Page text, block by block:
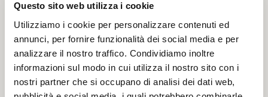
Questo sito web utilizza i cookie
Utilizziamo i cookie per personalizzare contenuti ed
annunci, per fornire funzionalità dei social media e per
analizzare il nostro traffico. Condividiamo inoltre
informazioni sul modo in cui utilizza il nostro sito con i
nostri partner che si occupano di analisi dei dati web,
LUOGHI ITINERARI